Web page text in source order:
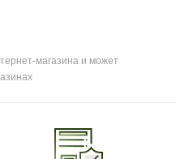
магазина и может